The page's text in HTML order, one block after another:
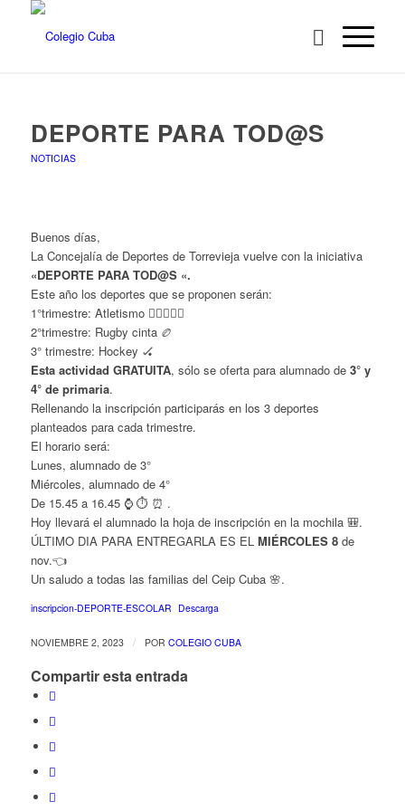
DEPORTE PARA TOD@S
NOTICIAS
Buenos días,
La Concejalía de Deportes de Torrevieja vuelve con la iniciativa
«DEPORTE PARA TOD@S «.
Este año los deportes que se proponen serán:
1°trimestre: Atletismo 🏃‍♀️🏃🏾‍♂️
2°trimestre: Rugby cinta 🏉
3° trimestre: Hockey 🏑
Esta actividad GRATUITA, sólo se oferta para alumnado de3° y
4° de primaria.
Rellenando la inscripción participarás en los 3 deportes
planteados para cada trimestre.
El horario será:
Lunes, alumnado de 3°
Miércoles, alumnado de 4°
De 15.45 a 16.45 ⌚️ ⏱️ ⏰️ .
Hoy llevará el alumnado la hoja de inscripción en la mochila 🎒.
ÚLTIMO DIA PARA ENTREGARLA ES EL MIÉRCOLES 8 de
nov.👈
Un saludo a todas las familias del Ceip Cuba 🌸.
inscripcion-DEPORTE-ESCOLAR Descarga
NOVIEMBRE 2, 2023 / POR COLEGIO CUBA
Compartir esta entrada